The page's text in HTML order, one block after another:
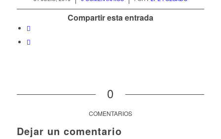
Compartir esta entrada
0
COMENTARIOS
Dejar un comentario